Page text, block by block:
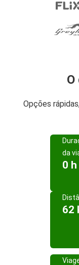
Opções
da
0
62